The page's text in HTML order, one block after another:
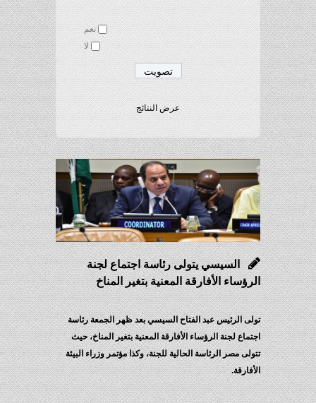
نعم
عرض النتائج
السيسي يتولى رئاسة اجتماع لجنة
الرؤساء الأفارقة المعنية بتغير المناخ‏
تولى الرئيس عبد الفتاح السيسي بعد ظهر الجمعة رئاسة
اجتماع لجنة الرؤساء الأفارقة المعنية بتغير المناخ، حيث
تتولى مصر الرئاسة الحالية للجنة، وكذا مؤتمر وزراء البيئة
الأفارقة.